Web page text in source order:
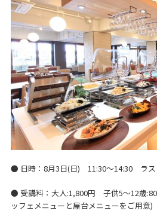
● 日時：8月3日(日) 11:30～14:30 ラス
● 受講料：大人:1,800円 子供5～12歳
ッフェメニューと屋台メニューをご用意)